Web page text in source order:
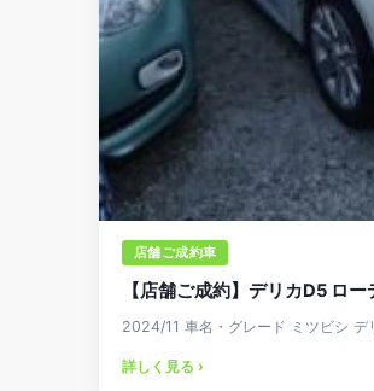
店舗ご成約車
【店舗ご成約】デリカD5 ロ
2024/11 車名・グレード ミツビシ
詳しく見る ›